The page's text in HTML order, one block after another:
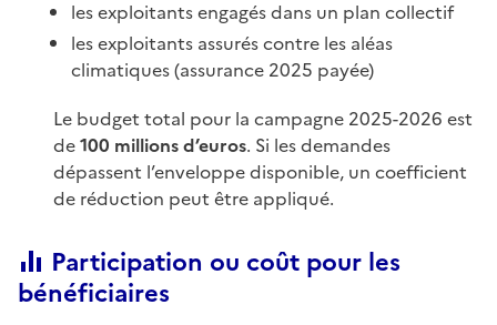
les exploitants engagés dans un plan collectif
les exploitants assurés contre les aléas
climatiques (assurance 2025 payée)
Le budget total pour la campagne 2025-2026 est
de100 millions d’euros. Si les demandes
dépassent l’enveloppe disponible, un coefficient
de réduction peut être appliqué.
Participation ou coût pour les
bénéficiaires